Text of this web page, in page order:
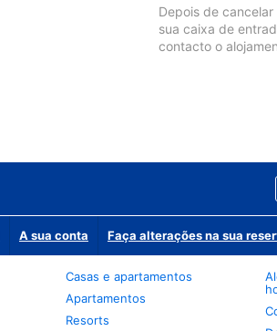
Depois de
sua caixa de
contacto o
A sua conta Faça alterações na sua
Casas e apartamentos
Apartamentos
Resorts